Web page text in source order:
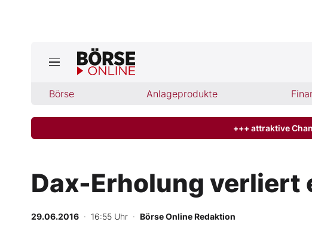
Börse Anlageprodukte
Jetzt aktuelle Ausgabe BÖRSE ONLINE lesen
Finanz-Check
Abo & Shop
+++ attraktive
Dax-Erholung verliert
29.06.2016 · 16:55 Uhr · Börse Online Redaktion